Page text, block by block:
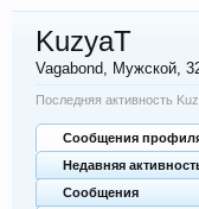
KuzyaT
Vagabond, Мужской,
Последняя активность
Сообщения
Недавняя
Сообщения